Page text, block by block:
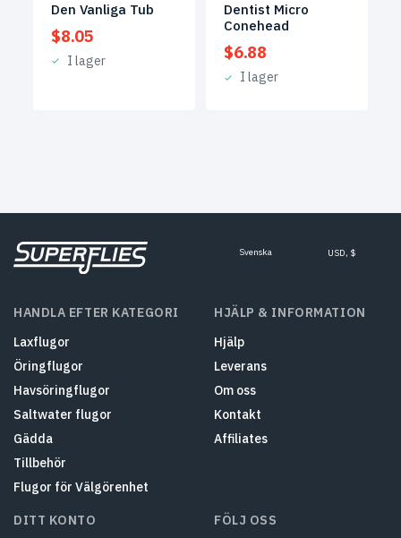
Den Vanliga Tub
$8.05
I lager
Dentist Micro
Conehead
$6.88
I lager
Svenska USD, $
HANDLA EFTER KATEGORI
Laxflugor
Öringflugor
Havsöringflugor
Saltwater flugor
Gädda
Tillbehör
Flugor för Välgörenhet
HJÄLP & INFORMATION
Hjälp
Leverans
Om oss
Kontakt
Affiliates
DITT KONTO FÖLJ OSS